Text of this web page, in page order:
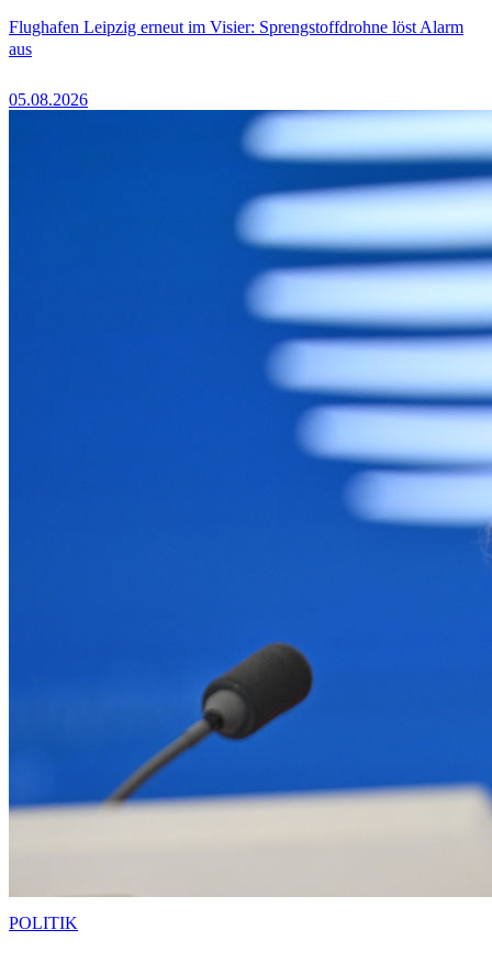
Flughafen Leipzig erneut im Visier: Sprengstoffdrohne löst Alarm
aus
05.08.2026
POLITIK